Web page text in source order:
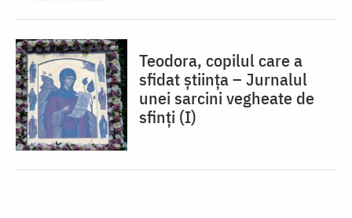
Teodora, copilul care a
sfidat știința – Jurnalul
unei sarcini vegheate de
sfinți (I)